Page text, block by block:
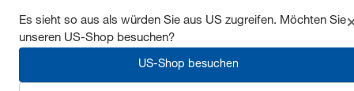
Sichern Sie sich bis zu 7% Rabatt - hier klicken um
mehr zu erfahren
Es sieht so aus als würden Sie aus US zugreifen. Möchten Sie
unseren US-Shop besuchen?
US-Shop besuchen